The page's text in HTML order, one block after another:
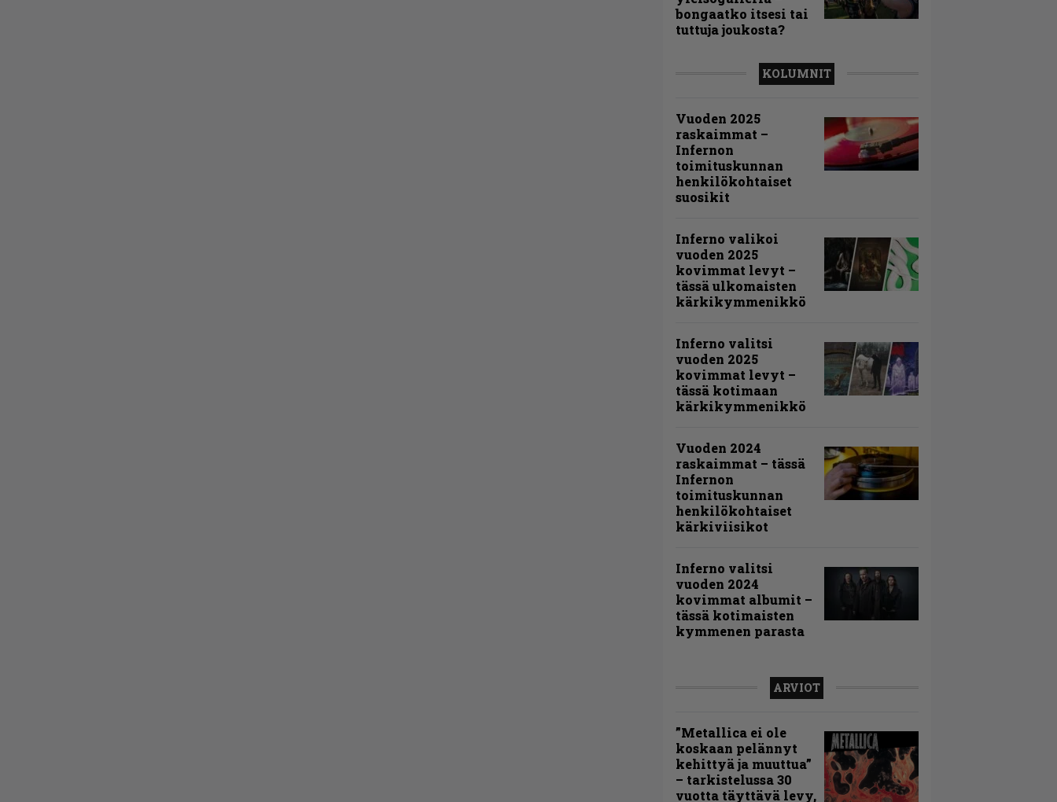
bongaatko itsesi tai
tuttuja joukosta?
KOLUMNIT
Vuoden 2025
raskaimmat –
Infernon
toimituskunnan
henkilökohtaiset
suosikit
Inferno valikoi
vuoden 2025
kovimmat levyt –
tässä ulkomaisten
kärkikymmenikkö
Inferno valitsi
vuoden 2025
kovimmat levyt –
tässä kotimaan
kärkikymmenikkö
Vuoden 2024
raskaimmat – tässä
Infernon
toimituskunnan
henkilökohtaiset
kärkiviisikot
Inferno valitsi
vuoden 2024
kovimmat albumit –
tässä kotimaisten
kymmenen parasta
ARVIOT
”Metallica ei ole
koskaan pelännyt
kehittyä ja muuttua”
– tarkistelussa 30
vuotta täyttävä levy,